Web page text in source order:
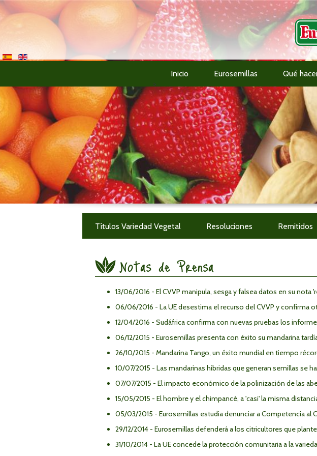
>
Inicio Eurosemillas Qué
Títulos Variedad Vegetal Resoluciones Remitidos
Notas de Prensa
13/06/2016 - El CVVP manipula, sesga y falsea datos en su
06/06/2016 - La UE desestima el recurso del CVVP y confirma
12/04/2016 - Sudáfrica confirma con nuevas pruebas los
06/12/2015 - Eurosemillas presenta con éxito su mandarina
26/10/2015 - Mandarina Tango, un éxito mundial en tiempo
10/07/2015 - Las mandarinas híbridas que generan semillas se
07/07/2015 - El impacto económico de la polinización de las
15/05/2015 - El hombre y el chimpancé, a 'casi' la misma
05/03/2015 - Eurosemillas estudia denunciar a Competencia al
29/12/2014 - Eurosemillas defenderá a los citricultores que
31/10/2014 - La UE concede la protección comunitaria a la